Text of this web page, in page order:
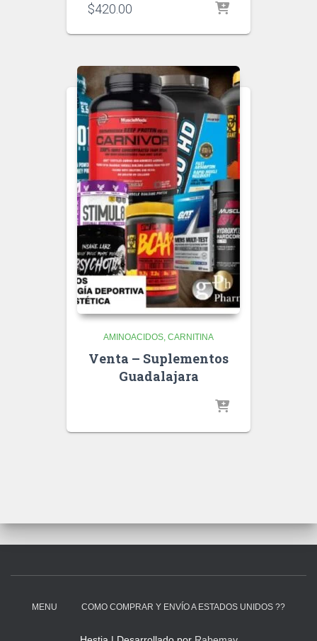
$420.00
AMINOACIDOS CARNITINA
Venta – Suplementos
Guadalajara
MENU COMO COMPRAR Y ENVÍO A ESTADOS UNIDOS ??